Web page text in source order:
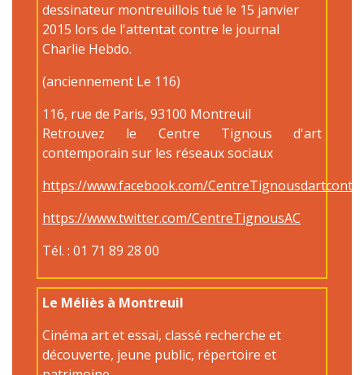
dessinateur montreuillois tué le 15 janvier
2015 lors de l'attentat contre le journal
Charlie Hebdo.
(anciennement Le 116)
116, rue de Paris, 93100 Montreuil
Retrouvez le Centre Tignous d'art
contemporain sur les réseaux sociaux
https://www.facebook.com/
https://www.twitter.com/CentreTignousAC
Tél. : 01 71 89 28 00
Le Méliès à Montreuil
Cinéma art et essai, classé recherche et
découverte, jeune public, répertoire et